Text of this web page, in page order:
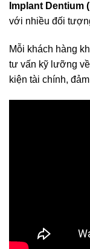
Implant Dentium
với nhiều đối
Mỗi khách hàng
tư vấn kỹ lưỡng
kiện tài chính,